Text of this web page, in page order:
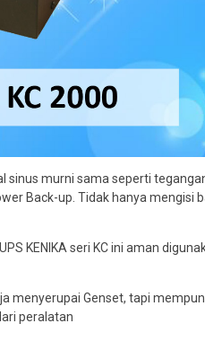
sinus murni sama seperti
Back-up. Tidak hanya
KENIKA seri KC ini aman
menyerupai Genset, tapi
peralatan